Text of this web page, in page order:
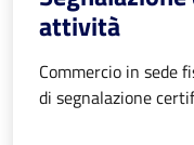
attività
Commercio in sede
di segnalazione